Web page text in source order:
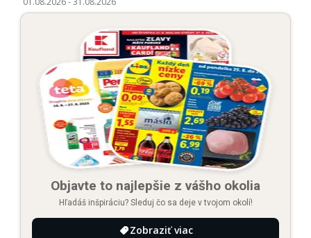
Objavte to najlepšie z vášho okolia
Hľadáš inšpiráciu? Sleduj čo sa deje v tvojom okolí!
Zobraziť viac